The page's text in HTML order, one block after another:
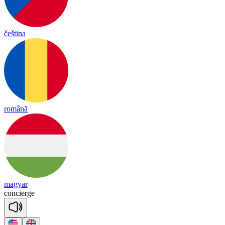
čeština
română
magyar
concierge